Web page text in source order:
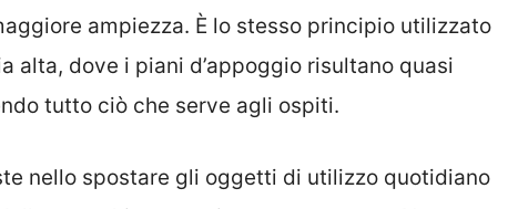
ampiezza. È lo stesso principio utilizzato
alta, dove i piani d’appoggio risultano quasi
tutto ciò che serve agli ospiti.
nello spostare gli oggetti di utilizzo quotidiano